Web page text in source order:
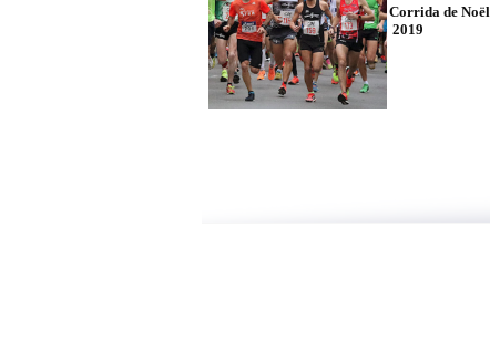
Corrida de Noël
2019